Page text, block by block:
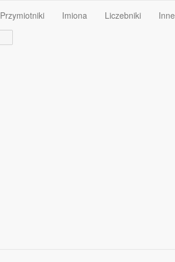
Przymiotniki Imiona Liczebniki Inne